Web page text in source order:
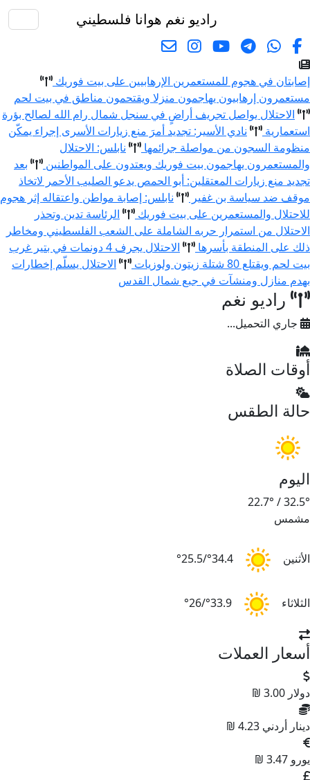
راديو نغم هوانا فلسطيني
إصابتان في هجوم للمستعمرين الإرهابيين على بيت فوريك
مستعمرون إرهابيون يهاجمون منزلا ويقتحمون مناطق في بيت لحم
الاحتلال يواصل تجريف أراضٍ في سنجل شمال رام الله لصالح بؤرة
استعمارية
نادي الأسير: تجديد أمرَ منع زيارات الأسرى إجراء يمكّن
منظومة السجون من مواصلة جرائمها
نابلس: الاحتلال
والمستعمرون يهاجمون بيت فوريك ويعتدون على المواطنين
بعد
تجديد منع زيارات المعتقلين: أبو الحمص يدعو الصليب الأحمر لاتخاذ
موقف ضد سياسة بن غفير
نابلس: إصابة مواطن واعتقاله إثر هجوم
للاحتلال والمستعمرين على بيت فوريك
الرئاسة تدين وتحذر
الاحتلال من استمرار حربه الشاملة على الشعب الفلسطيني ومخاطر
ذلك على المنطقة بأسرها
الاحتلال يجرف 4 دونمات في بتير غرب
بيت لحم ويقتلع 80 شتلة زيتون ولوزيات
الاحتلال يسلّم إخطارات
بهدم منازل ومنشآت في جبع شمال القدس
راديو نغم
جاري التحميل...
أوقات الصلاة
حالة الطقس
اليوم
32.5°
/
22.7°
مشمس
الأثنين 34.4°/25.5°
الثلاثاء 33.9°/26°
أسعار العملات
دولار 3.00 ₪
دينار أردني 4.23 ₪
يورو 3.47 ₪